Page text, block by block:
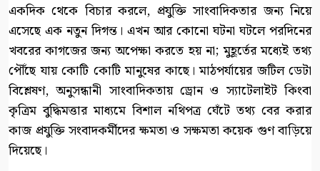
একদিক থেকে বিচার করলে, প্রযুক্তি সাংবাদিকতার জন্য নিয়ে
এসেছে এক নতুন দিগন্ত। এখন আর কোনো ঘটনা ঘটলে পরদিনের
খবরের কাগজের জন্য অপেক্ষা করতে হয় না; মুহূর্তের মধ্যেই তথ্য
পৌঁছে যায় কোটি কোটি মানুষের কাছে। মাঠপর্যায়ের জটিল ডেটা
বিশ্লেষণ, অনুসন্ধানী সাংবাদিকতায় ড্রোন ও স্যাটেলাইট কিংবা
কৃত্রিম বুদ্ধিমত্তার মাধ্যমে বিশাল নথিপত্র ঘেঁটে তথ্য বের করার
কাজ প্রযুক্তি সংবাদকর্মীদের ক্ষমতা ও সক্ষমতা কয়েক গুণ বাড়িয়ে
দিয়েছে।